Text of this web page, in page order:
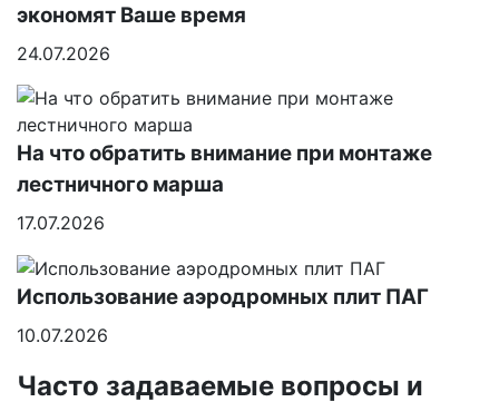
экономят Ваше время
24.07.2026
На что обратить внимание при монтаже
лестничного марша
17.07.2026
Использование аэродромных плит ПАГ
10.07.2026
Часто задаваемые вопросы и